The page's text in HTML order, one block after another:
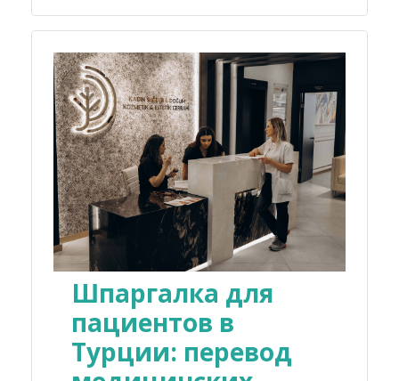
Шпаргалка для
пациентов в
Турции: перевод